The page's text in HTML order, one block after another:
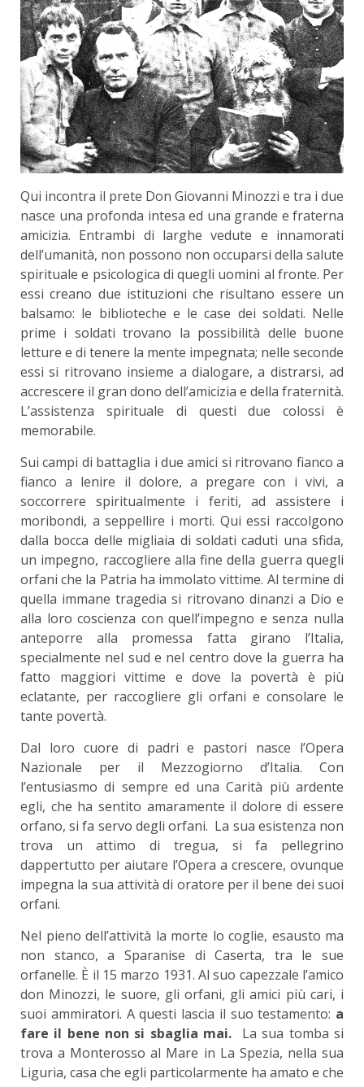
Qui incontra il prete Don Giovanni Minozzi e tra i due
nasce una profonda intesa ed una grande e fraterna
amicizia. Entrambi di larghe vedute e innamorati
dell’umanità, non possono non occuparsi della salute
spirituale e psicologica di quegli uomini al fronte. Per
essi creano due istituzioni che risultano essere un
balsamo: le biblioteche e le case dei soldati. Nelle
prime i soldati trovano la possibilità delle buone
letture e di tenere la mente impegnata; nelle seconde
essi si ritrovano insieme a dialogare, a distrarsi, ad
accrescere il gran dono dell’amicizia e della fraternità.
L’assistenza spirituale di questi due colossi è
memorabile.
Sui campi di battaglia i due amici si ritrovano fianco a
fianco a lenire il dolore, a pregare con i vivi, a
soccorrere spiritualmente i feriti, ad assistere i
moribondi, a seppellire i morti. Qui essi raccolgono
dalla bocca delle migliaia di soldati caduti una sfida,
un impegno, raccogliere alla fine della guerra quegli
orfani che la Patria ha immolato vittime. Al termine di
quella immane tragedia si ritrovano dinanzi a Dio e
alla loro coscienza con quell’impegno e senza nulla
anteporre alla promessa fatta girano l’Italia,
specialmente nel sud e nel centro dove la guerra ha
fatto maggiori vittime e dove la povertà è più
eclatante, per raccogliere gli orfani e consolare le
tante povertà.
Dal loro cuore di padri e pastori nasce l’Opera
Nazionale per il Mezzogiorno d’Italia. Con
l’entusiasmo di sempre ed una Carità più ardente
egli, che ha sentito amaramente il dolore di essere
orfano, si fa servo degli orfani. La sua esistenza non
trova un attimo di tregua, si fa pellegrino
dappertutto per aiutare l’Opera a crescere, ovunque
impegna la sua attività di oratore per il bene dei suoi
orfani.
Nel pieno dell’attività la morte lo coglie, esausto ma
non stanco, a Sparanise di Caserta, tra le sue
orfanelle. È il 15 marzo 1931. Al suo capezzale l’amico
don Minozzi, le suore, gli orfani, gli amici più cari, i
suoi ammiratori. A questi lascia il suo testamento: a
fare il bene non si sbaglia mai. La sua tomba si
trova a Monterosso al Mare in La Spezia, nella sua
Liguria, casa che egli particolarmente ha amato e che